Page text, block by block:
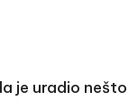
je uradio nešto